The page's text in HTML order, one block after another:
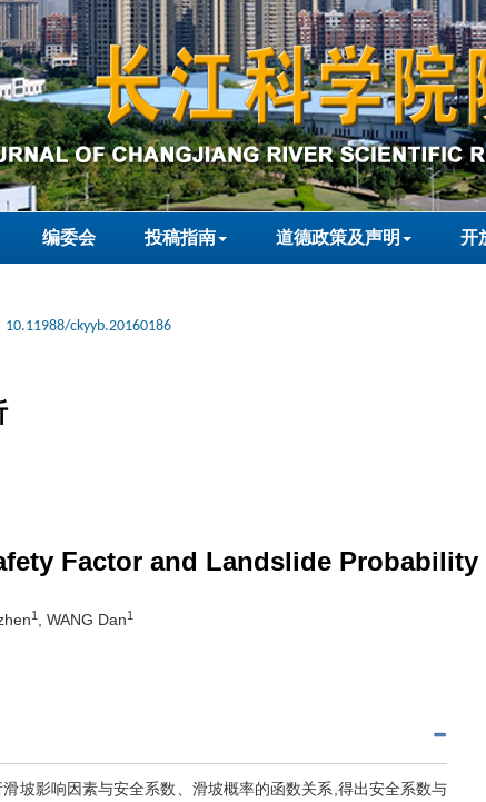
编委会 投稿指南 道德政策及声明 开
10.11988/ckyyb.20160186
Factor and Landslide Probability
1 , WANG Dan1
坡影响因素与安全系数、滑坡概率的函数关系,得出安全系数与